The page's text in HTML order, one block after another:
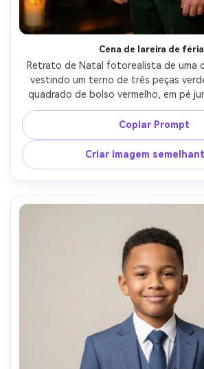
Cena de lareira de
Retrato de Natal fotorealista de uma
vestindo um terno de três peças
quadrado de bolso vermelho, em pé
decorada com luzes quentes e bokeh
iluminação de tungstênio interior,
R6, 50mm f/1.4, moldura média,
detalhes realistas do tecido, família
foto-AR 4:5
Copiar Prompt
Criar imagem